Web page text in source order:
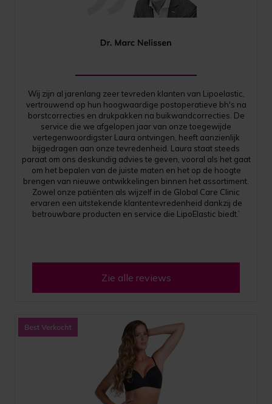
Wij zijn al jarenlang zeer tevreden klanten van Lipoelastic,
vertrouwend op hun hoogwaardige postoperatieve bh's na
borstcorrecties en drukpakken na buikwandcorrecties. De
service die we afgelopen jaar van onze toegewijde
vertegenwoordigster Laura ontvingen, heeft aanzienlijk
bijgedragen aan onze tevredenheid. Laura staat steeds
paraat om ons deskundig advies te geven, vooral als het gaat
om het bepalen van de juiste maten en het op de hoogte
brengen van nieuwe ontwikkelingen binnen het assortiment.
Zowel onze patiënten als wijzelf in de Global Care Clinic
ervaren een uitstekende klantentevredenheid dankzij de
betrouwbare producten en service die LipoElastic biedt.’
Zie alle reviews